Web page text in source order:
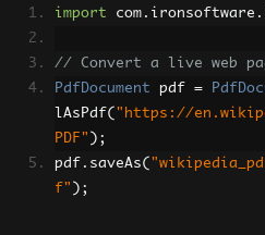
import com . ironsoftware .
// Convert a live web
PdfDocument pdf =
lAsPdf( "https://
PDF" );
pdf . saveAs(
f" );